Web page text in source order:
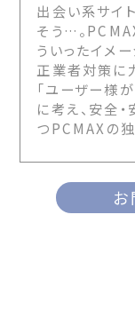
出会い系サイ
そう…。
ういったイメ
正業者対策に
「ユーザー様
に考え、安全
つPCMAXの